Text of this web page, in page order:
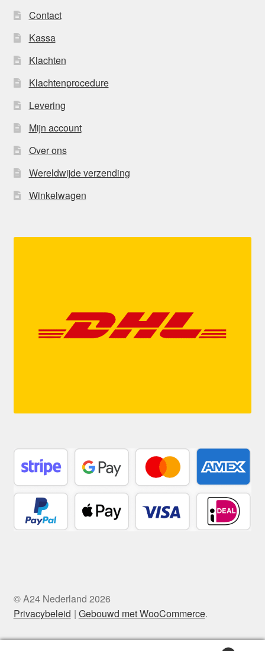
Contact
Kassa
Klachten
Klachtenprocedure
Levering
Mijn account
Over ons
Wereldwijde verzending
Winkelwagen
© A24 Nederland 2026
Privacybeleid
Gebouwd met WooCommerce.